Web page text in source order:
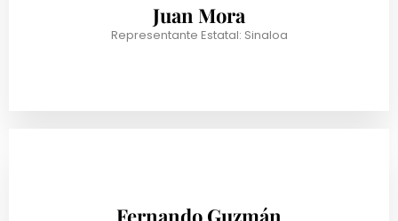
Juan Mora
Representante Estatal: Sinaloa
Fernando Guzmán